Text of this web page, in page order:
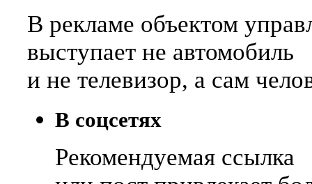
В рекламе объектом
выступает не автомобиль
и не телевизор, а сам
В соцсетях
Рекомендуемая ссылка